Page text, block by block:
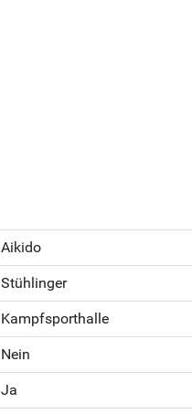
Aikido
Stühlinger
Kampfsporthalle
Nein
Ja